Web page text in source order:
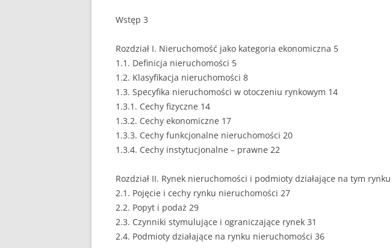
EKOLOGIA
EKONOMIA
FINANSE
HISTORIA
Wstęp 3
Rozdział I. Nieruchomość jako kategoria ekonomiczna 5
1.1. Definicja nieruchomości 5
1.2. Klasyfikacja nieruchomości 8
1.3. Specyfika nieruchomości w otoczeniu rynkowym 14
1.3.1. Cechy fizyczne 14
1.3.2. Cechy ekonomiczne 17
1.3.3. Cechy funkcjonalne nieruchomości 20
1.3.4. Cechy instytucjonalne – prawne 22
Rozdział II. Rynek nieruchomości i podmioty działające na tym
2.1. Pojęcie i cechy rynku nieruchomości 27
2.2. Popyt i podaż 29
2.3. Czynniki stymulujące i ograniczające rynek 31
2.4. Podmioty działające na rynku nieruchomości 36